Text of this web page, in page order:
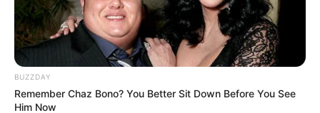
Informationen unterwww.museumkurhaus.de.
Kalkar - Charakteristisch für die Stadt sind ihre
historischen Backsteinhäuser. Besonders
sehenswert sind die Nikolaikirche und die größte
unter
BUZZDAY
Remember Chaz Bono? You Better Sit Down Before You See
Him Now